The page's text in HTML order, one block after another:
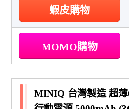
蝦皮購物
MOMO購物
MINIQ 台灣製造 超